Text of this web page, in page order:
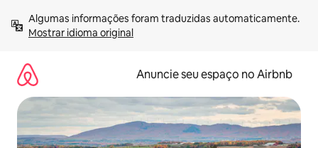
para
Mostrar idioma original
Anuncie seu espaço no Airbnb